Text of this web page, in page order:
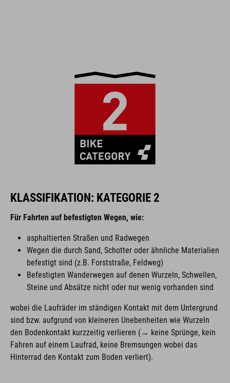
KLASSIFIKATION: KATEGORIE 2
Für Fahrten auf befestigten Wegen, wie:
asphaltierten Straßen und Radwegen
Wegen die durch Sand, Schotter oder ähnliche Materialien
befestigt sind (z.B. Forststraße, Feldweg)
Befestigten Wanderwegen auf denen Wurzeln, Schwellen,
Steine und Absätze nicht oder nur wenig vorhanden sind
wobei die Laufräder im ständigen Kontakt mit dem Untergrund
sind bzw. aufgrund von kleineren Unebenheiten wie Wurzeln
den Bodenkontakt kurzzeitig verlieren (→ keine Sprünge, kein
Fahren auf einem Laufrad, keine Bremsungen wobei das
Hinterrad den Kontakt zum Boden verliert).